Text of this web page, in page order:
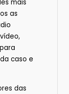
mais
as
caso e
das